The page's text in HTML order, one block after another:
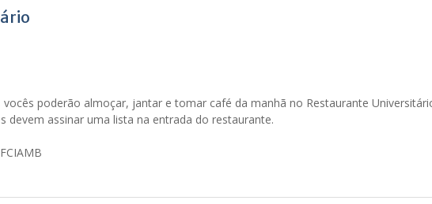
poderão almoçar, jantar e tomar café da manhã no Restaurante
devem assinar uma lista na entrada do restaurante.